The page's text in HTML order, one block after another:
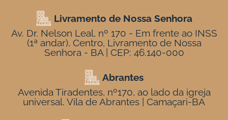
Livramento de Nossa Senhora
Av. Dr. Nelson Leal, nº 170 - Em frente ao INSS
(1ª andar), Centro, Livramento de Nossa
Senhora - BA | CEP: 46.140-000
Abrantes
Avenida Tiradentes, nº170, ao lado da igreja
universal. Vila de Abrantes | Camaçari-BA